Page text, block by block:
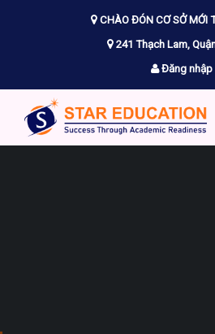
CHÀO ĐÓN CƠ SỞ MỚI
241 Thạch Lam,
Đăng nhập